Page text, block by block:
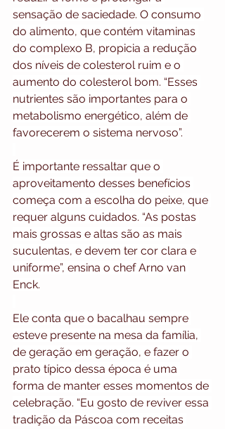
sensação de saciedade. O consumo
do alimento, que contém vitaminas
do complexo B, propicia a redução
dos níveis de colesterol ruim e o
aumento do colesterol bom. “Esses
nutrientes são importantes para o
metabolismo energético, além de
favorecerem o sistema nervoso”.
É importante ressaltar que o
aproveitamento desses benefícios
começa com a escolha do peixe, que
requer alguns cuidados. “As postas
mais grossas e altas são as mais
suculentas, e devem ter cor clara e
uniforme”, ensina o chef Arno van
Enck.
Ele conta que o bacalhau sempre
esteve presente na mesa da família,
de geração em geração, e fazer o
prato típico dessa época é uma
forma de manter esses momentos de
celebração. “Eu gosto de reviver essa
tradição da Páscoa com receitas